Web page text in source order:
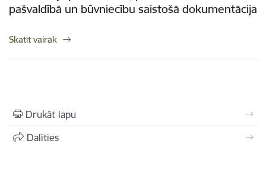
pašvaldībā un būvniecību saistošā dokumentācija
Skatīt vairāk
Drukāt lapu
Dalīties